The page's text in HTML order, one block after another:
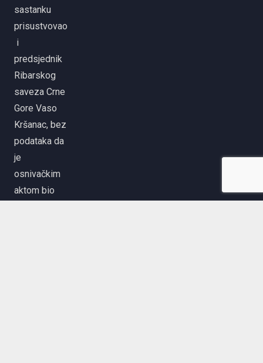
sastanku
prisustvovao
i
predsjednik
Ribarskog
saveza Crne
Gore Vaso
Kršanac, bez
podataka da
je
osnivačkim
aktom bio